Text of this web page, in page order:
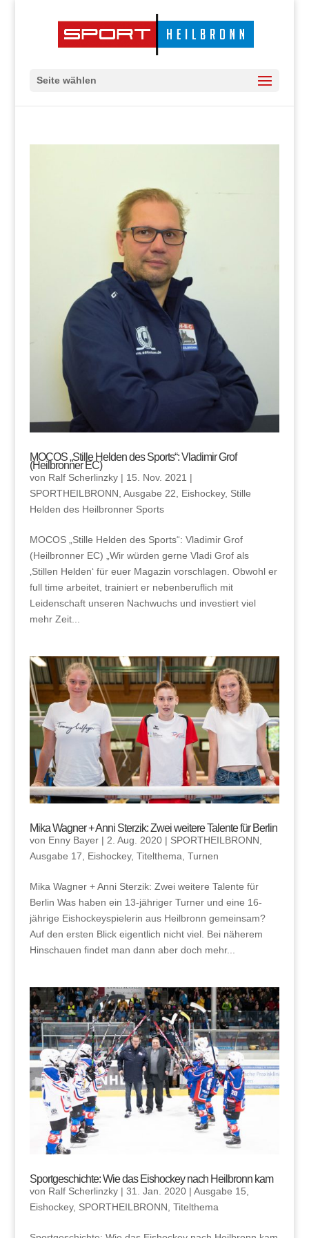
Seite wählen
MOCOS „Stille Helden des Sports“: Vladimir Grof
(Heilbronner EC)
von Ralf Scherlinzky| 15. Nov. 2021 |
SPORTHEILBRONN, Ausgabe 22, Eishockey, Stille
Helden des Heilbronner Sports
MOCOS „Stille Helden des Sports“: Vladimir Grof
(Heilbronner EC) „Wir würden gerne Vladi Grof als
‚Stillen Helden‘ für euer Magazin vorschlagen. Obwohl er
full time arbeitet, trainiert er nebenberuflich mit
Leidenschaft unseren Nachwuchs und investiert viel
mehr Zeit...
Mika Wagner + Anni Sterzik: Zwei weitere Talente für Berlin
von Enny Bayer| 2. Aug. 2020| SPORTHEILBRONN
Ausgabe 17
Eishockey, Titelthema Turnen
Mika Wagner + Anni Sterzik: Zwei weitere Talente für
Berlin Was haben ein 13-jähriger Turner und eine 16-
jährige Eishockeyspielerin aus Heilbronn gemeinsam?
Auf den ersten Blick eigentlich nicht viel. Bei näherem
Hinschauen findet man dann aber doch mehr...
Sportgeschichte: Wie das Eishockey nach Heilbronn kam
von Ralf Scherlinzky| 31. Jan. 2020| Ausgabe 15
Eishockey, SPORTHEILBRONN Titelthema